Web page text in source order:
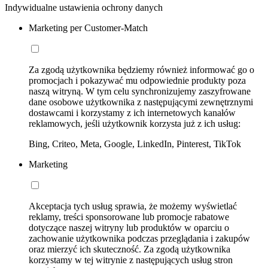
Indywidualne ustawienia ochrony danych
Marketing per Customer-Match
Za zgodą użytkownika będziemy również informować go o
promocjach i pokazywać mu odpowiednie produkty poza
naszą witryną. W tym celu synchronizujemy zaszyfrowane
dane osobowe użytkownika z następującymi zewnętrznymi
dostawcami i korzystamy z ich internetowych kanałów
reklamowych, jeśli użytkownik korzysta już z ich usług:
Bing, Criteo, Meta, Google, LinkedIn, Pinterest, TikTok
Marketing
Akceptacja tych usług sprawia, że możemy wyświetlać
reklamy, treści sponsorowane lub promocje rabatowe
dotyczące naszej witryny lub produktów w oparciu o
zachowanie użytkownika podczas przeglądania i zakupów
oraz mierzyć ich skuteczność. Za zgodą użytkownika
korzystamy w tej witrynie z następujących usług stron